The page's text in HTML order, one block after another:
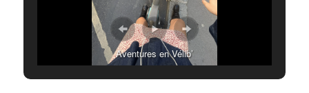
Aventures en Vélib’